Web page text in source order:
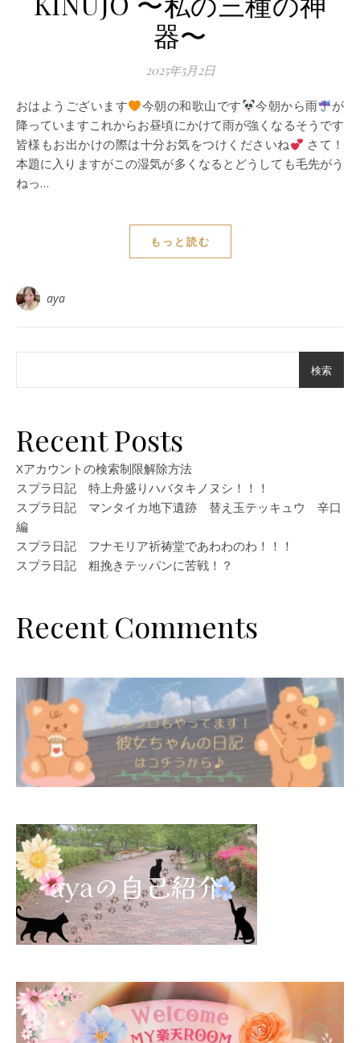
器〜
2025年5月2日
おはようございます 今朝の和歌山です 今朝から雨
が
降っていますこれからお昼頃にかけて雨が強くなるそうです
皆様もお出かけの際は十分お気をつけくださいね
さて！
本題に入りますがこの湿気が多くなるとどうしても毛先がう
ねっ…
もっと読む
aya
検索
Recent Posts
Xアカウントの検索制限解除方法
スプラ日記 特上舟盛りハバタキノヌシ！！！
スプラ日記 マンタイカ地下遺跡 替え玉テッキュウ 辛口
編
スプラ日記 フナモリア祈祷堂であわわのわ！！！
スプラ日記 粗挽きテッパンに苦戦！？
Recent Comments